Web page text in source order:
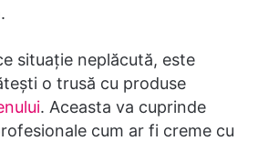
situație neplăcută, este
o trusă cu produse
. Aceasta va cuprinde
cum ar fi creme cu